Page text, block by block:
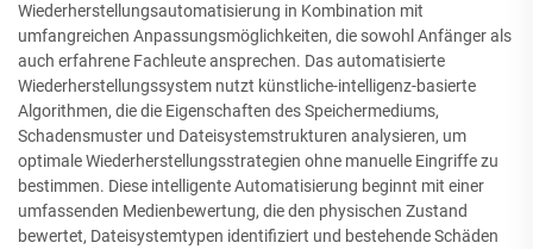
Wiederherstellungsautomatisierung in Kombination mit
umfangreichen Anpassungsmöglichkeiten, die sowohl Anfänger als
auch erfahrene Fachleute ansprechen. Das automatisierte
Wiederherstellungssystem nutzt künstliche-intelligenz-basierte
Algorithmen, die die Eigenschaften des Speichermediums,
Schadensmuster und Dateisystemstrukturen analysieren, um
optimale Wiederherstellungsstrategien ohne manuelle Eingriffe zu
bestimmen. Diese intelligente Automatisierung beginnt mit einer
umfassenden Medienbewertung, die den physischen Zustand
bewertet, Dateisystemtypen identifiziert und bestehende Schäden